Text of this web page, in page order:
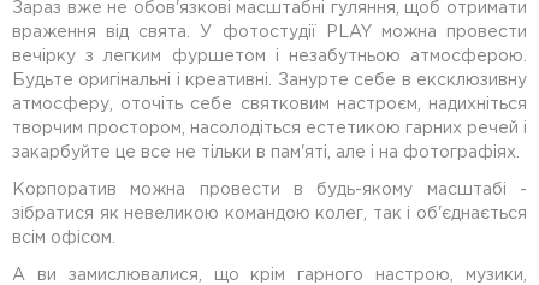
Зараз вже не обов'язкові масштабні гуляння, щоб отримати
враження від свята. У фотостудії PLAY можна провести
вечірку з легким фуршетом і незабутньою атмосферою.
Будьте оригінальні і креативні. Занурте себе в ексклюзивну
атмосферу, оточіть себе святковим настроєм, надихніться
творчим простором, насолодіться естетикою гарних речей і
закарбуйте це все не тільки в пам'яті, але і на фотографіях.
Корпоратив можна провести в будь-якому масштабі -
зібратися як невеликою командою колег, так і об'єднається
всім офісом.
А ви замислювалися, що крім гарного настрою, музики,